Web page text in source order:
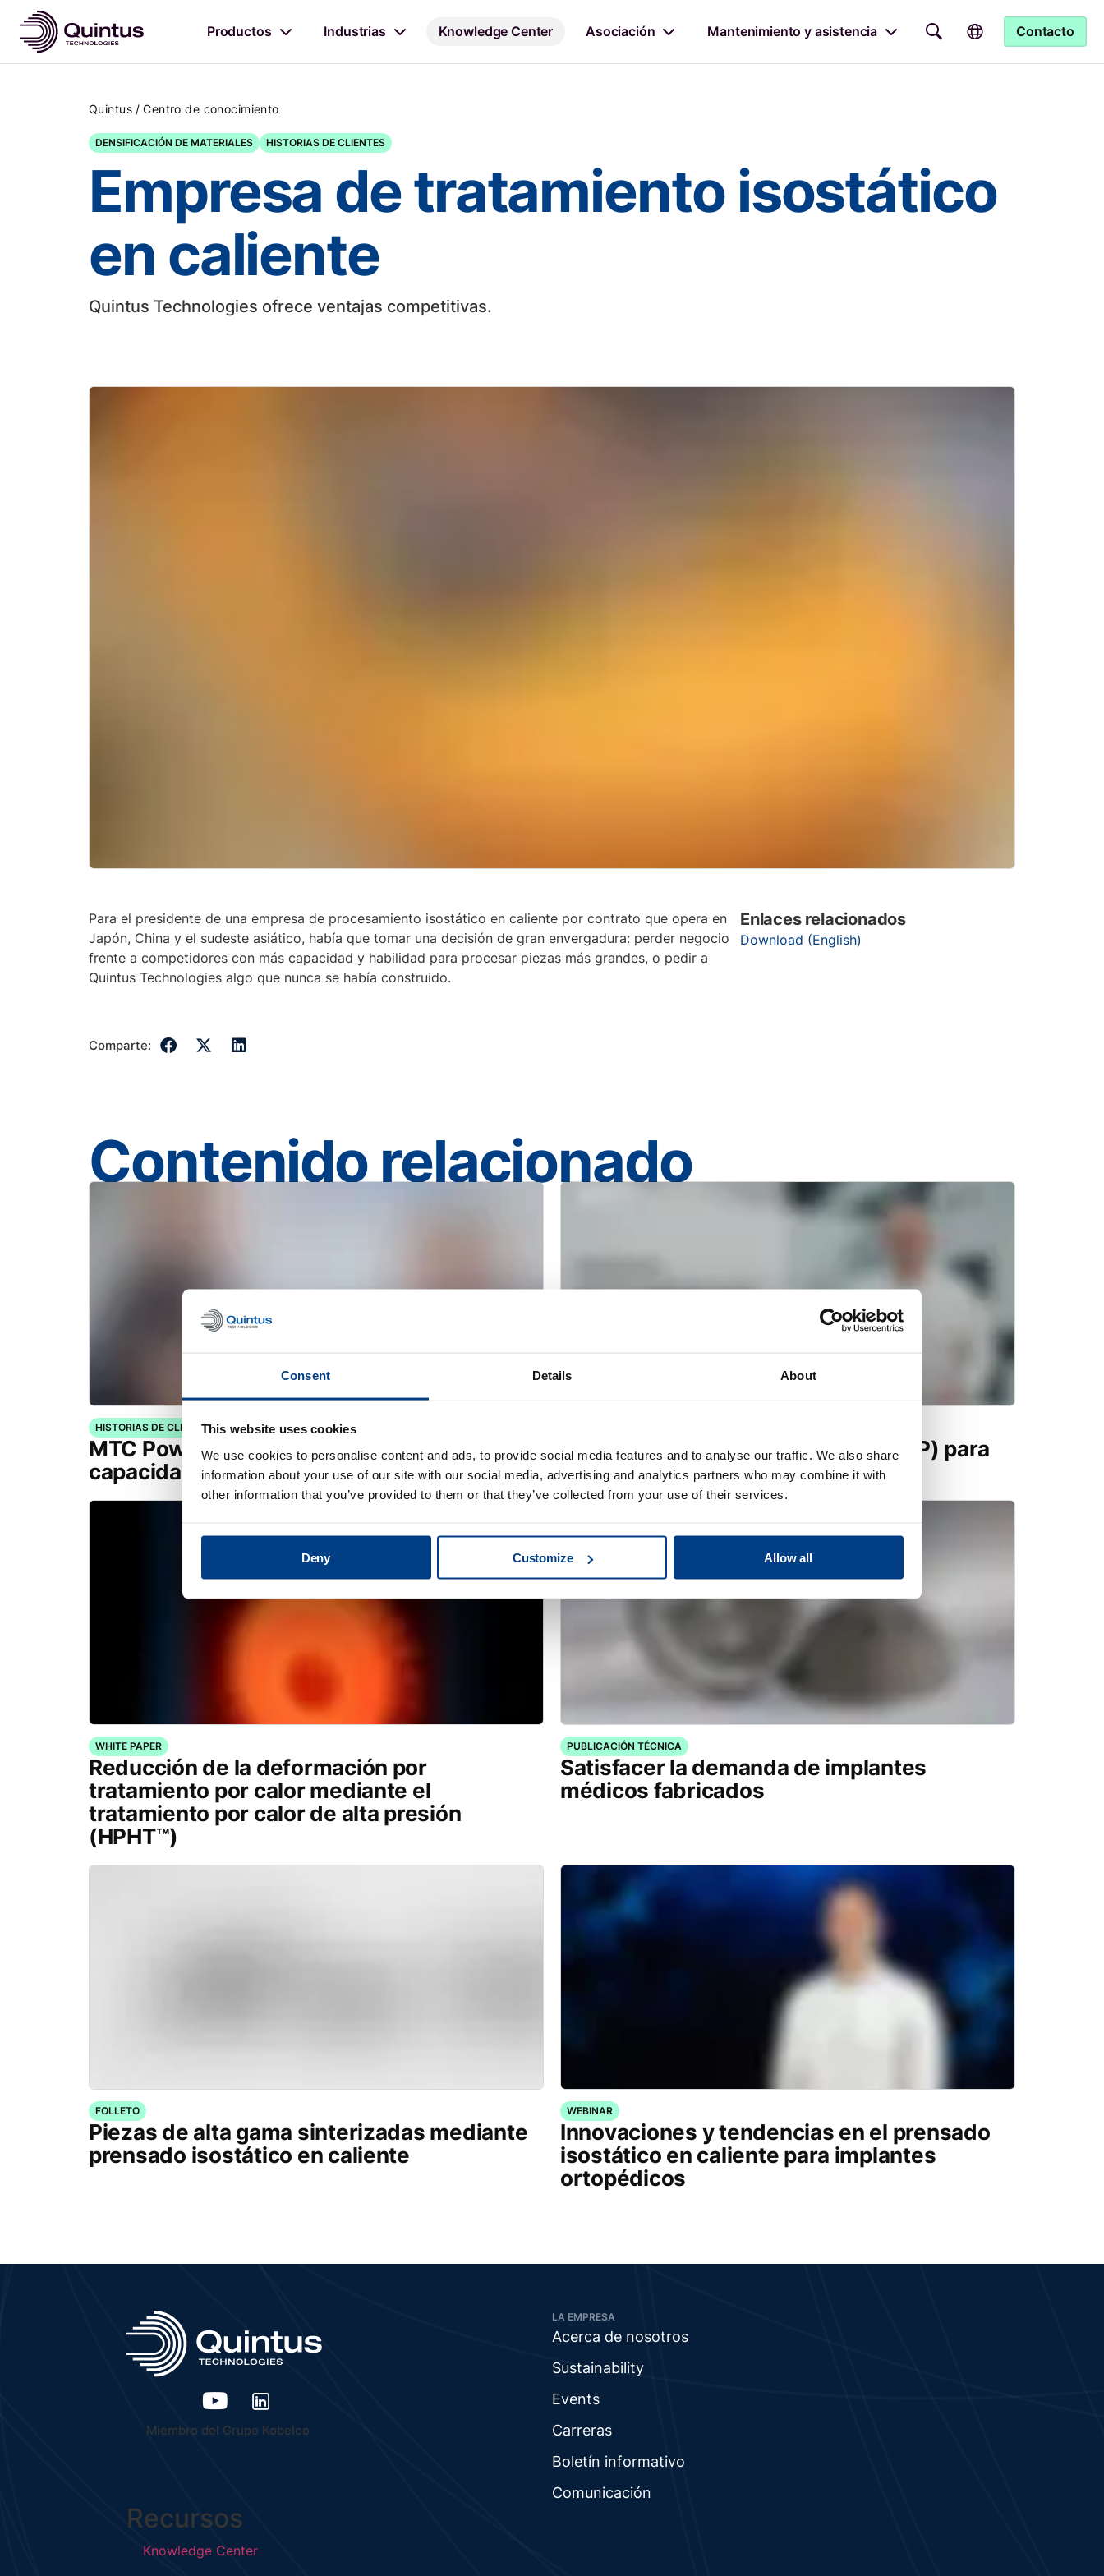
Consent Details About
This website uses cookies
We use cookies to personalise content and ads, to provide social media features and to analyse our traffic. We also share
information about your use of our site with our social media, advertising and analytics partners who may combine it with
other information that you’ve provided to them or that they’ve collected from your use of their services.
Deny Customize Allow all
Productos Industrias Knowledge Center Asociación Mantenimiento y asistencia Contacto
Quintus / Centro de conocimiento
DENSIFICACIÓN DE MATERIALES HISTORIAS DE CLIENTES
Empresa de tratamiento isostático
en caliente
Quintus Technologies ofrece ventajas competitivas.
Para el presidente de una empresa de procesamiento isostático en caliente por contrato que opera en
Japón, China y el sudeste asiático, había que tomar una decisión de gran envergadura: perder negocio
frente a competidores con más capacidad y habilidad para procesar piezas más grandes, o pedir a
Quintus Technologies algo que nunca se había construido.
Enlaces relacionados
Download (English)
Comparte:
Contenido relacionado
HISTORIAS DE CLIENTES
MTC Powder Solutions amplía las
capacidades PM-HIP con Quintus QIH 286
Prensado isostático en caliente (HIP) para
metal AM
WHITE PAPER
Reducción de la deformación por
tratamiento por calor mediante el
tratamiento por calor de alta presión
(HPHT™)
PUBLICACIÓN TÉCNICA
Satisfacer la demanda de implantes
médicos fabricados
FOLLETO
Piezas de alta gama sinterizadas mediante
prensado isostático en caliente
WEBINAR
Innovaciones y tendencias en el prensado
isostático en caliente para implantes
ortopédicos
Miembro del Grupo Kobelco
LA EMPRESA
Acerca de nosotros
Sustainability
Events
Carreras
Boletín informativo
Comunicación
Recursos
Knowledge Center